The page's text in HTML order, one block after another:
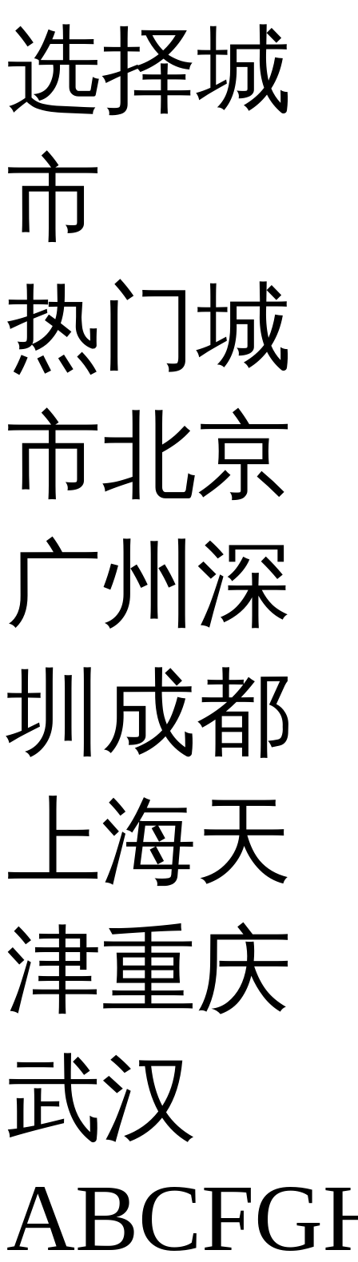
选择城
市
热门城
市北京
广州 深
圳 成都
上海天
津重庆
武汉
ABCFG